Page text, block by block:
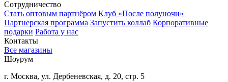
Сотрудничество
Стать оптовым партнёром Клуб «После полуночи»
Партнерская программа Запустить коллаб Корпоративные
подарки Работа у нас
Контакты
Все магазины
Шоурум
г. Москва, ул. Дербеневская, д. 20, стр. 5